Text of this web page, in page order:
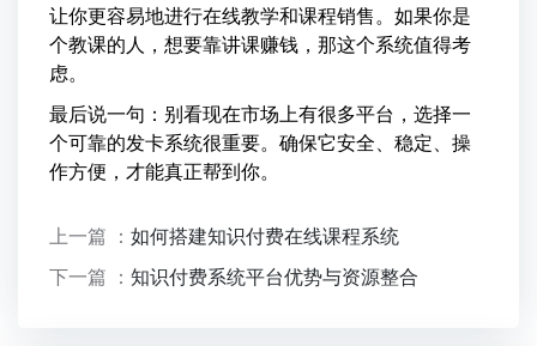
让你更容易地进行在线教学和课程销售。如果你是
个教课的人，想要靠讲课赚钱，那这个系统值得考
虑。
最后说一句：别看现在市场上有很多平台，选择一
个可靠的发卡系统很重要。确保它安全、稳定、操
作方便，才能真正帮到你。
上一篇 ： 如何搭建知识付费在线课程系统
下一篇 ： 知识付费系统平台优势与资源整合